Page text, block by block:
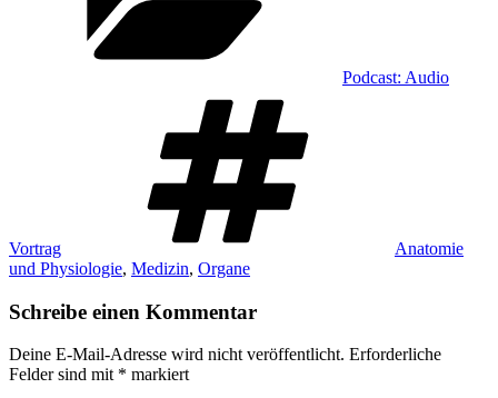
Podcast: Audio
Vortrag
Anatomie
und Physiologie, Medizin, Organe
Schreibe einen Kommentar
Deine E-Mail-Adresse wird nicht veröffentlicht. Erforderliche
Felder sind mit * markiert